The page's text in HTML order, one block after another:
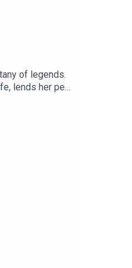
of legends.
lends her pen
DR ©
you like the